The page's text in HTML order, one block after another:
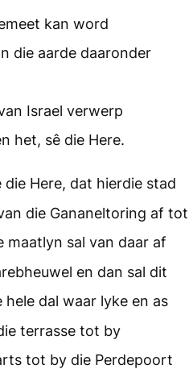
kan word
die aarde daaronder
Israel verwerp
het, sê die Here.
Here, dat hierdie stad
die Gananeltoring af tot
maatlyn sal van daar af
en dan sal dit
hele dal waar lyke en as
terrasse tot by
tot by die Perdepoort